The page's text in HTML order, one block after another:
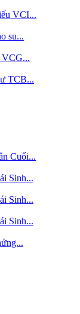
VCI...
su...
VCG...
TCB...
Cuối...
Sinh...
Sinh...
Sinh...